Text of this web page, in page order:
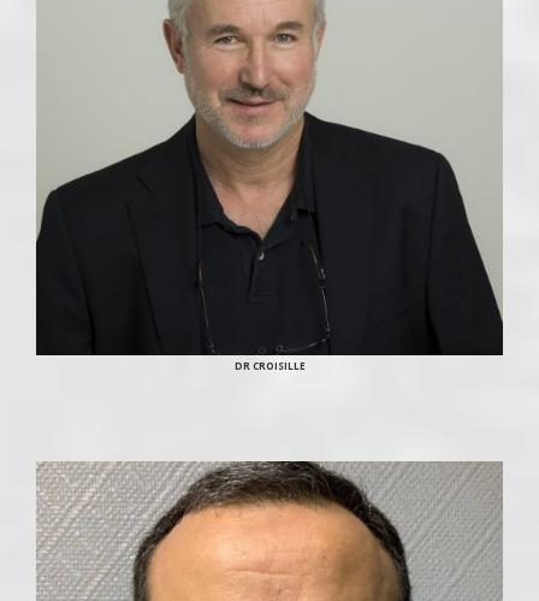
DR CROISILLE